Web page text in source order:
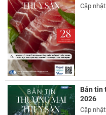
Cập
Bản tin
2026
Cập